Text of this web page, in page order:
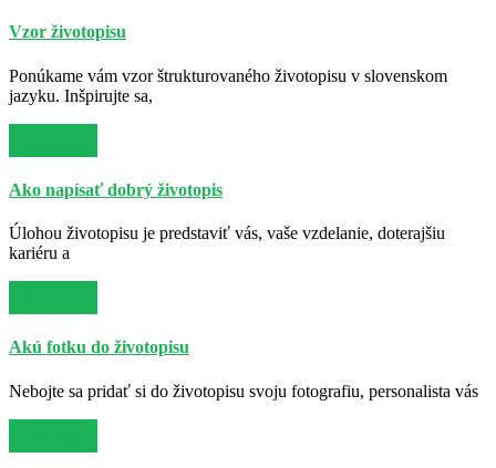
Vzor životopisu
Ponúkame vám vzor štrukturovaného životopisu v slovenskom
jazyku. Inšpirujte sa,
Ako napísať dobrý životopis
Úlohou životopisu je predstaviť vás, vaše vzdelanie, doterajšiu
kariéru a
Akú fotku do životopisu
Nebojte sa pridať si do životopisu svoju fotografiu, personalista vás